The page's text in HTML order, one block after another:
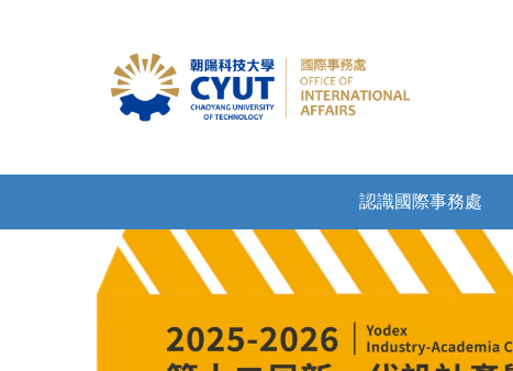
認識國際事務處